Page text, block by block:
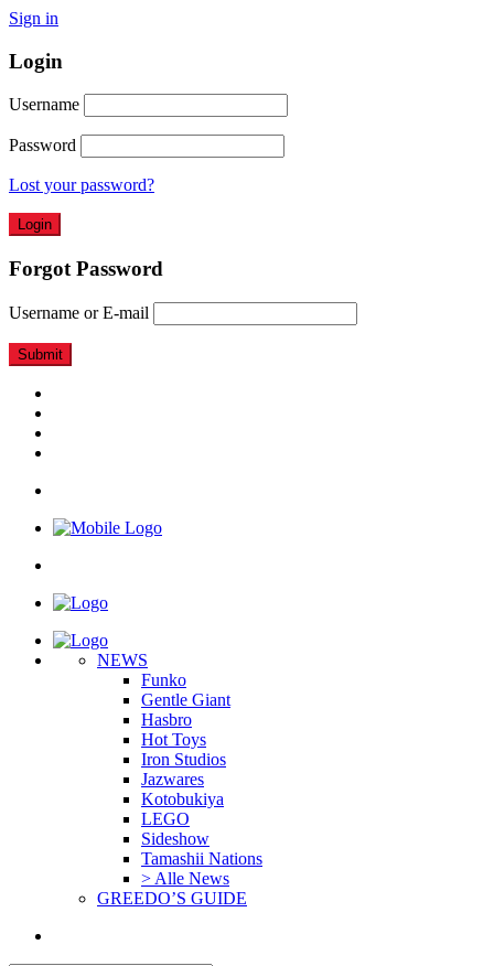
Sign in
Login
Username
Password
Lost your password?
Forgot Password
Username or E-mail
NEWS
Funko
Gentle Giant
Hasbro
Hot Toys
Iron Studios
Jazwares
Kotobukiya
LEGO
Sideshow
Tamashii Nations
> Alle News
GREEDO’S GUIDE